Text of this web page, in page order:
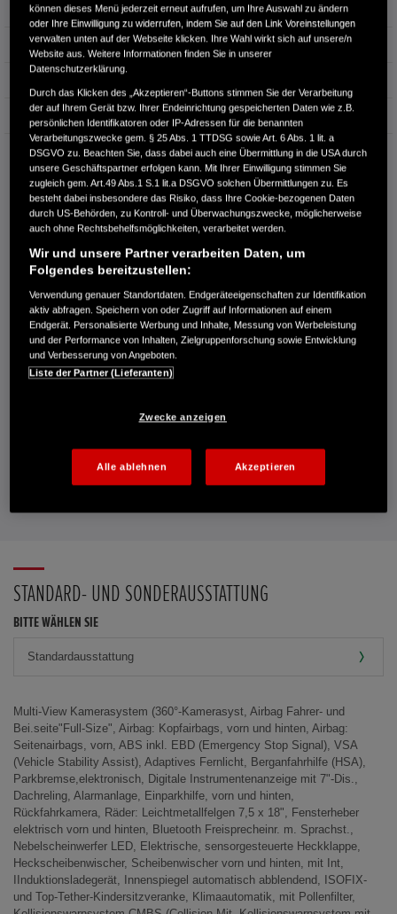
Leistung 96 kW / 131 PS
Hubraum 1.498 cm³
Bauart SUV
AUTOHAUS LIETZE & LOGALL ANKLAM GMBH
Spantekower Landstraße 35a
17389 Anklam
RUFEN SIE UNS AN:
03971-831098
Route planen
Händlerbestand anzeigen
Dealer Website anzeigen
Händler kontaktieren
PROBEFAHRT VEREINBAREN
STANDARD- UND SONDERAUSSTATTUNG
BITTE WÄHLEN SIE
Multi-View Kamerasystem (360°-Kamerasyst, Airbag Fahrer- und
Bei.seite"Full-Size", Airbag: Kopfairbags, vorn und hinten, Airbag:
Seitenairbags, vorn, ABS inkl. EBD (Emergency Stop Signal), VSA
(Vehicle Stability Assist), Adaptives Fernlicht, Berganfahrhilfe (HSA),
Parkbremse,elektronisch, Digitale Instrumentenanzeige mit 7"-Dis.,
Dachreling, Alarmanlage, Einparkhilfe, vorn und hinten,
Rückfahrkamera, Räder: Leichtmetallfelgen 7,5 x 18", Fensterheber
elektrisch vorn und hinten, Bluetooth Freisprecheinr. m. Sprachst.,
Nebelscheinwerfer LED, Elektrische, sensorgesteuerte Heckklappe,
Heckscheibenwischer, Scheibenwischer vorn und hinten, mit Int,
IInduktionsladegerät, Innenspiegel automatisch abblendend, ISOFIX-
und Top-Tether-Kindersitzveranke, Klimaautomatik, mit Pollenfilter,
können dieses Menü jederzeit erneut aufrufen, um Ihre Auswahl zu ändern
oder Ihre Einwilligung zu widerrufen, indem Sie auf den Link Voreinstellungen
verwalten unten auf der Webseite klicken. Ihre Wahl wirkt sich auf unsere/n
Website aus. Weitere Informationen finden Sie in unserer
Datenschutzerklärung.
Durch das Klicken des „Akzeptieren“-Buttons stimmen Sie der Verarbeitung
der auf Ihrem Gerät bzw. Ihrer Endeinrichtung gespeicherten Daten wie z.B.
persönlichen Identifikatoren oder IP-Adressen für die benannten
Verarbeitungszwecke gem. § 25 Abs. 1 TTDSG sowie Art. 6 Abs. 1 lit. a
DSGVO zu. Beachten Sie, dass dabei auch eine Übermittlung in die USA durch
unsere Geschäftspartner erfolgen kann. Mit Ihrer Einwilligung stimmen Sie
zugleich gem. Art.49 Abs.1 S.1 lit.a DSGVO solchen Übermittlungen zu. Es
besteht dabei insbesondere das Risiko, dass Ihre Cookie-bezogenen Daten
durch US-Behörden, zu Kontroll- und Überwachungszwecke, möglicherweise
auch ohne Rechtsbehelfsmöglichkeiten, verarbeitet werden.
Wir und unsere Partner verarbeiten Daten, um
Folgendes bereitzustellen:
Verwendung genauer Standortdaten. Endgeräteeigenschaften zur Identifikation
aktiv abfragen. Speichern von oder Zugriff auf Informationen auf einem
Endgerät. Personalisierte Werbung und Inhalte, Messung von Werbeleistung
und der Performance von Inhalten, Zielgruppenforschung sowie Entwicklung
und Verbesserung von Angeboten.
Liste der Partner (Lieferanten)
Zwecke anzeigen
Alle ablehnen Akzeptieren